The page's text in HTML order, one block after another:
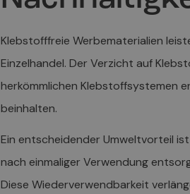
Klebstofffreie Werbematerialien
Einzelhandel. Der Verzicht auf
herkömmlichen Klebstoffsystemen
beinhalten.
Ein entscheidender Umweltvorteil
nach einmaliger Verwendung
Diese Wiederverwendbarkeit